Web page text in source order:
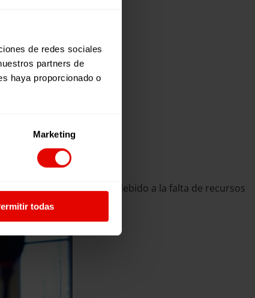
de redes sociales
partners de
haya proporcionado o
Marketing
todas
para las chicas, debido a la falta de recursos